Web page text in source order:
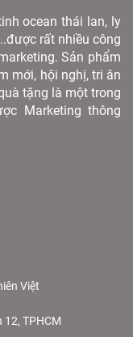
ocean thái lan, ly
rất nhiều công
Sản phẩm
mới, hội nghị, tri ân
tặng là một trong
Marketing thông
Việt
12, TPHCM